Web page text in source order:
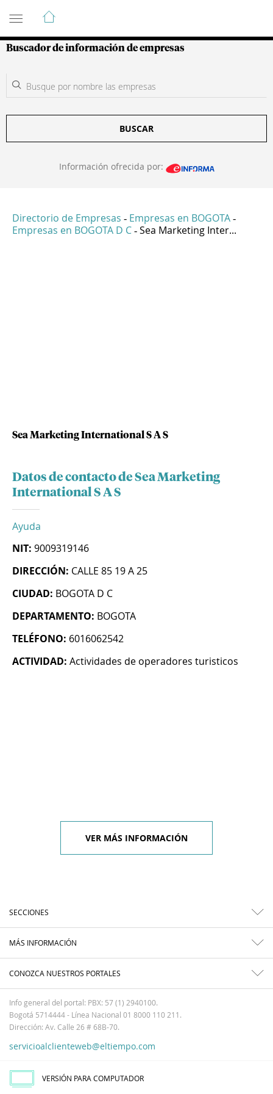
Guía de Empresas Colombianas
Buscador de información de empresas
BUSCAR
Información ofrecida por:
Directorio de Empresas - Empresas en BOGOTA -
Empresas en BOGOTA D C - Sea Marketing Inter...
Sea Marketing International S A S
Datos de contacto de Sea Marketing
International S A S
Ayuda
NIT: 9009319146
DIRECCIÓN: CALLE 85 19 A 25
CIUDAD: BOGOTA D C
DEPARTAMENTO: BOGOTA
TELÉFONO: 6016062542
ACTIVIDAD: Actividades de operadores turisticos
VER MÁS INFORMACIÓN
SECCIONES
MÁS INFORMACIÓN
CONOZCA NUESTROS PORTALES
Info general del portal: PBX: 57 (1) 2940100.
Bogotá 5714444 - Línea Nacional 01 8000 110 211.
Dirección: Av. Calle 26 # 68B-70.
servicioalclienteweb@eltiempo.com
VERSIÓN PARA COMPUTADOR